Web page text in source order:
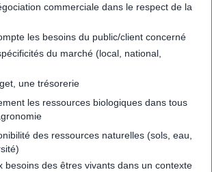
commerciale dans le respect de la
les besoins du public/client concerné
du marché (local, national,
une trésorerie
les ressources biologiques dans tous
des ressources naturelles (sols, eau,
besoins des êtres vivants dans un contexte